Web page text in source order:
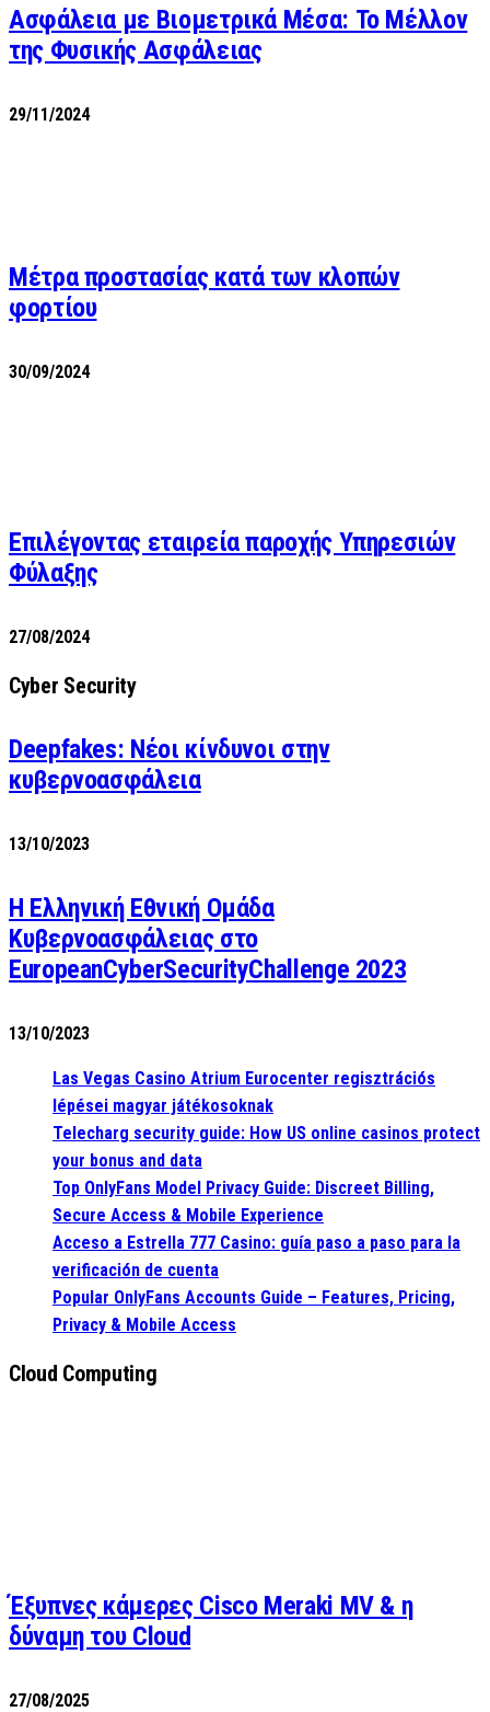
Ασφάλεια με Βιομετρικά Μέσα: Το Μέλλον
της Φυσικής Ασφάλειας
29/11/2024
Μέτρα προστασίας κατά των κλοπών
φορτίου
30/09/2024
Επιλέγοντας εταιρεία παροχής Υπηρεσιών
Φύλαξης
27/08/2024
Cyber Security
Deepfakes: Νέοι κίνδυνοι στην
κυβερνοασφάλεια
13/10/2023
Η Ελληνική Εθνική Ομάδα
Κυβερνοασφάλειας στο
EuropeanCyberSecurityChallenge 2023
13/10/2023
Las Vegas Casino Atrium Eurocenter regisztrációs
lépései magyar játékosoknak
Telecharg security guide: How US online casinos protect
your bonus and data
Top OnlyFans Model Privacy Guide: Discreet Billing,
Secure Access & Mobile Experience
Acceso a Estrella 777 Casino: guía paso a paso para la
verificación de cuenta
Popular OnlyFans Accounts Guide – Features, Pricing,
Privacy & Mobile Access
Cloud Computing
Έξυπνες κάμερες Cisco Meraki MV & η
δύναμη του Cloud
27/08/2025